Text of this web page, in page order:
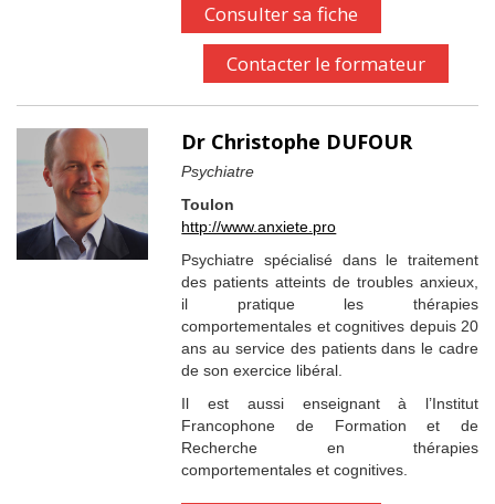
Consulter sa fiche
Contacter le formateur
Dr Christophe DUFOUR
Psychiatre
Toulon
http://www.anxiete.pro
Psychiatre spécialisé dans le traitement
des patients atteints de troubles anxieux,
il pratique les thérapies
comportementales et cognitives depuis 20
ans au service des patients dans le cadre
de son exercice libéral.
Il est aussi enseignant à l’Institut
Francophone de Formation et de
Recherche en thérapies
comportementales et cognitives.